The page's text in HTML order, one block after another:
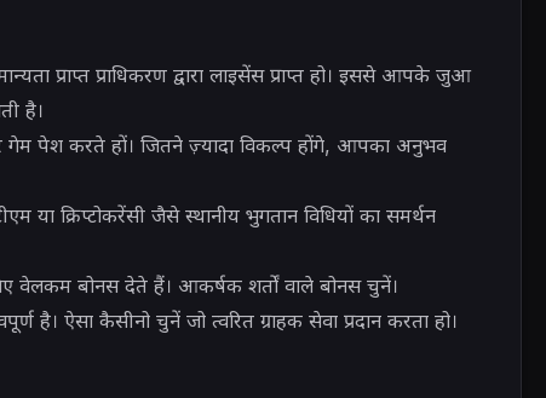
प्राप्त प्राधिकरण द्वारा लाइसेंस प्राप्त हो। इससे आपके जुआ
है।
पेश करते हों। जितने ज़्यादा विकल्प होंगे, आपका अनुभव
या क्रिप्टोकरेंसी जैसे स्थानीय भुगतान विधियों का समर्थन
वेलकम बोनस देते हैं। आकर्षक शर्तों वाले बोनस चुनें।
है। ऐसा कैसीनो चुनें जो त्वरित ग्राहक सेवा प्रदान करता हो।